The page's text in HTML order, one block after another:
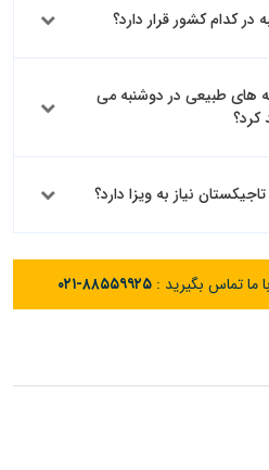
در کدام کشور قرار دارد؟
های طبیعی در دوشنبه می
کرد؟
نیاز به ویزا دارد؟
ما تماس بگیرید :۰۲۱-۸۸۵۵۹۹۲۵